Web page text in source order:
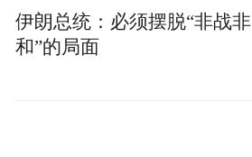
伊朗总统：必须摆脱“非战非
和”的局面